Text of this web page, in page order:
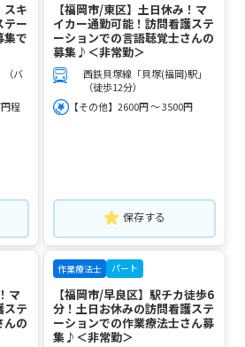
スキ
ー
集で
（バ
程
【福岡市/東区】土日休み！マ
イカー通勤可能！訪問看護ステ
ーションでの言語聴覚士さんの
募集♪＜非常勤＞
西鉄貝塚線「貝塚(福岡)駅」
（徒歩12分）
【その他】2600円 ～ 3500円
保存する
マ
ステ
んの
作業療法士 パート
【福岡市/早良区】駅チカ徒歩6
分！土日お休みの訪問看護ステ
ーションでの作業療法士さん募
集♪＜非常勤＞